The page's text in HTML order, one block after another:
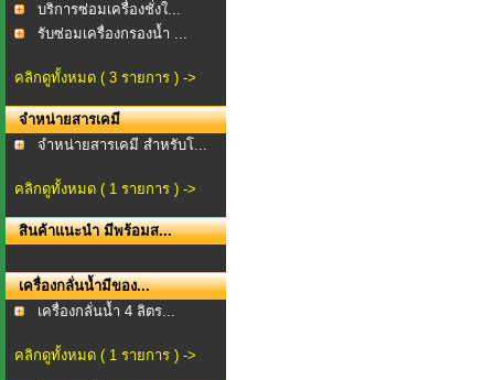
บริการซ่อมเครื่องชั่งใ...
รับซ่อมเครื่องกรองน้ำ ...
คลิกดูทั้งหมด ( 3 รายการ ) ->
จำหน่ายสารเคมี
จำหน่ายสารเคมี สำหรับโ...
คลิกดูทั้งหมด ( 1 รายการ ) ->
สินค้าแนะนำ มีพร้อมส...
เครื่องกลั่นน้ำมีของ...
เครื่องกลั่นน้ำ 4 ลิตร...
คลิกดูทั้งหมด ( 1 รายการ ) ->